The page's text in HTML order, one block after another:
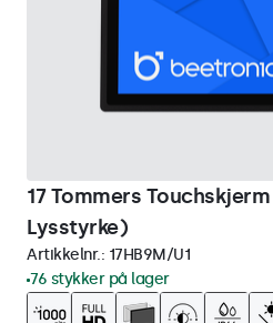
17 Tommers
Lysstyrke)
Artikkelnr.: 17HB9M/U1
76 stykker på lager